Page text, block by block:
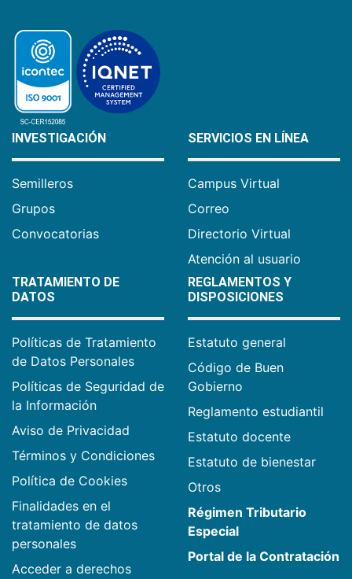
INVESTIGACIÓN
Semilleros
Grupos
Convocatorias
SERVICIOS EN LÍNEA
Campus Virtual
Correo
Directorio Virtual
Atención al usuario
TRATAMIENTO DE
DATOS
Políticas de Tratamiento
de Datos Personales
Políticas de Seguridad de
la Información
Aviso de Privacidad
Términos y Condiciones
Política de Cookies
Finalidades en el
tratamiento de datos
personales
Acceder a derechos
REGLAMENTOS Y
DISPOSICIONES
Estatuto general
Código de Buen
Gobierno
Reglamento estudiantil
Estatuto docente
Estatuto de bienestar
Otros
Régimen Tributario
Especial
Portal de la Contratación